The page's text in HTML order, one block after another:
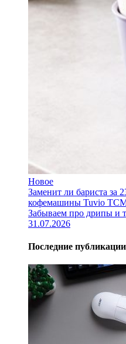
Новое
Заменит ли бариста за
кофемашины Tuvio
Забываем про дрипы и
31.07.2026
Последние публикации